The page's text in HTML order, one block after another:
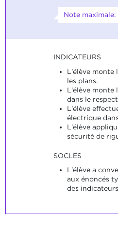
Note maximale:
INDICATEURS
L'élève monte
les plans.
L'élève monte
dans le
L'élève
électrique
L'élève
sécurité de
SOCLES
L'élève a
aux énoncés
des